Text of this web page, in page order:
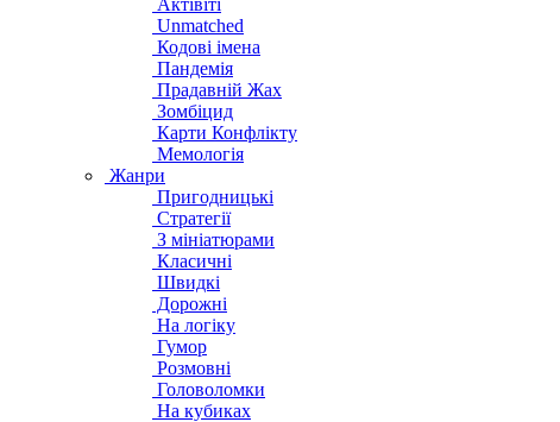
Актівіті
Unmatched
Кодові імена
Пандемія
Прадавній Жах
Зомбіцид
Карти Конфлікту
Мемологія
Жанри
Пригодницькі
Стратегії
З мініатюрами
Класичні
Швидкі
Дорожні
На логіку
Гумор
Розмовні
Головоломки
На кубиках